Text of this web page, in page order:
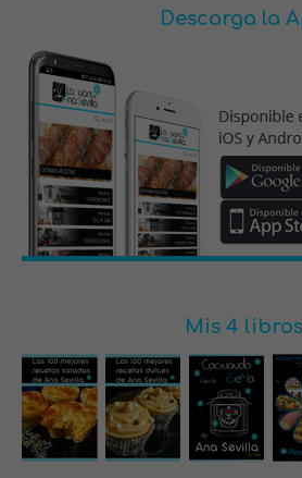
Descarga la
Mis 4 libros